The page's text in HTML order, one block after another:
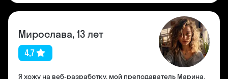
Мирослава, 13 лет
4,7
Я хожу на веб-разработку, мой преподаватель Марина.